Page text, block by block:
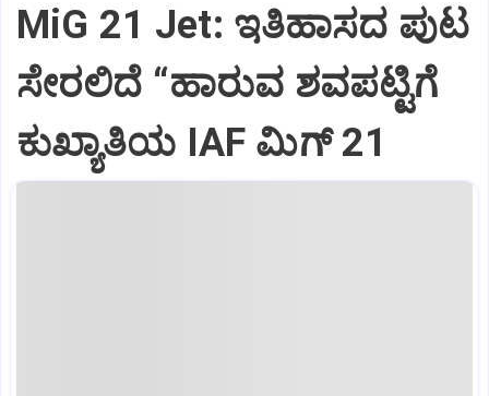
MiG 21 Jet: ಇತಿಹಾಸದ ಪುಟ
ಸೇರಲಿದೆ “ಹಾರುವ ಶವಪಟ್ಟಿಗೆ
ಕುಖ್ಯಾತಿಯ IAF ಮಿಗ್‌ 21